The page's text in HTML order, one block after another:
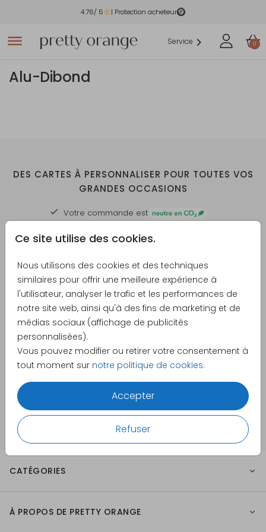
4.76/ 5 | Protection acheteur
Service 0
Ce site utilise des cookies.
Nous utilisons des cookies et des techniques
similaires pour offrir une meilleure expérience à
l'utilisateur, analyser le trafic et les performances de
notre site web, ainsi qu'à des fins de marketing et de
médias sociaux (affichage de publicités
personnalisées).
Vous pouvez modifier ou retirer votre consentement à
tout moment sur notre politique de cookies.
Accepter
Refuser
Alu-Dibond
DES CARTES À PERSONNALISER POUR TOUTES VOS
GRANDES OCCASIONS
Votre commande est
CE QUE NOS CLIENTS DISENT DE NOUS
Note moyenne :
PAIEMENT SÉCURISÉ
CATÉGORIES
À PROPOS DE PRETTY ORANGE